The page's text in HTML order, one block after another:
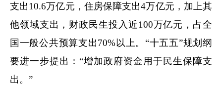
支出10.6万亿元，住房保障支出4万亿元，加上其
他领域支出，财政民生投入近100万亿元，占全
国一般公共预算支出70%以上。“十五五”规划纲
要进一步提出：“增加政府资金用于民生保障支
出。”